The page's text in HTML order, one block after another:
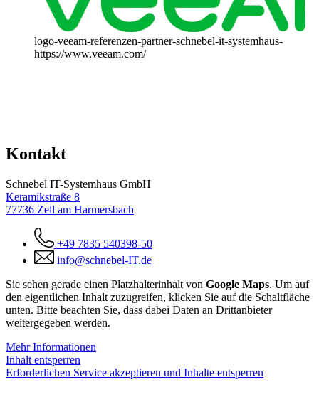
logo-veeam-referenzen-partner-schnebel-it-systemhaus-
https://www.veeam.com/
Kontakt
Schnebel IT-Systemhaus GmbH
Keramikstraße 8
77736 Zell am Harmersbach
+49 7835 540398-50
info@schnebel-IT.de
Sie sehen gerade einen Platzhalterinhalt von Google Maps. Um auf
den eigentlichen Inhalt zuzugreifen, klicken Sie auf die Schaltfläche
unten. Bitte beachten Sie, dass dabei Daten an Drittanbieter
weitergegeben werden.
Mehr Informationen
Inhalt entsperren
Erforderlichen Service akzeptieren und Inhalte entsperren